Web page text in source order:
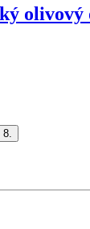
olivový
8.